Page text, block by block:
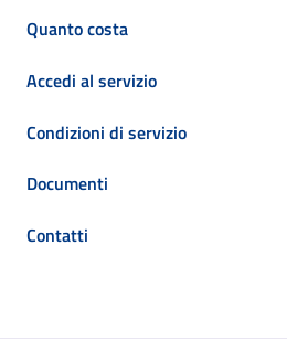
Quanto costa
Accedi al servizio
Condizioni di servizio
Documenti
Contatti